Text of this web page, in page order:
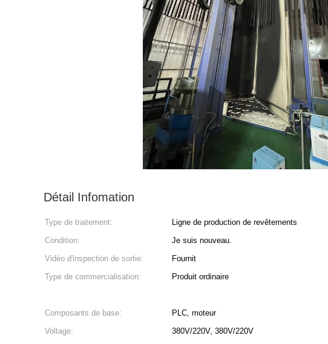
Détail Infomation
Type de traitement: Ligne de production de revêtements
Condition:
Je suis nouveau.
Vidéo d'inspection de sortie:
Fournit
Type de commercialisation:
Produit ordinaire
Composants de base: PLC, moteur
Voltage:
380V/220V, 380V/220V